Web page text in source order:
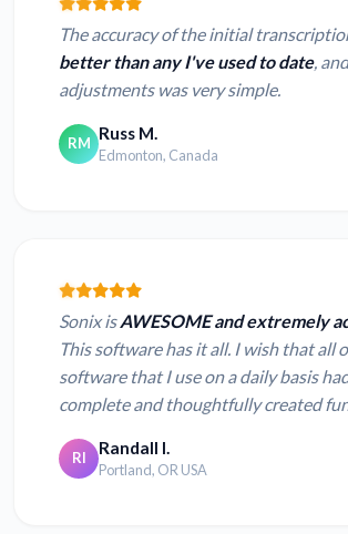
The accuracy of the initial
better than any I've used to date,
adjustments was very simple.
RM Russ M.
Edmonton, Canada
Sonix isAWESOME and extremely
This software has it all. I wish that all
software that I use on a daily basis
complete and thoughtfully created
RI Randall I.
Portland, OR USA